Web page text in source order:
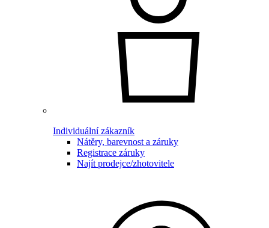
Individuální zákazník
Nátěry, barevnost a záruky
Registrace záruky
Najít prodejce/zhotovitele